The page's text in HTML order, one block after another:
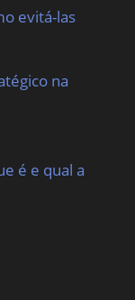
evitá-las
na
é e qual a